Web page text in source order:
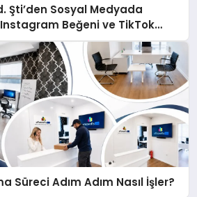
Şti’den Sosyal Medyada
Beğeni ve TikTok
Rekor Kırıyor
Süreci Adım Adım Nasıl İşler?